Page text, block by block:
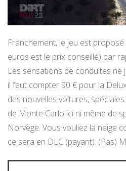
Franchement, le jeu est
euros est le prix conseillé) par
Les sensations de conduites ne
il faut compter 90 € pour la
des nouvelles voitures,
de Monte Carlo ici ni même de
Norvège. Vous vouliez la neige
ce sera en DLC (payant). (Pas)